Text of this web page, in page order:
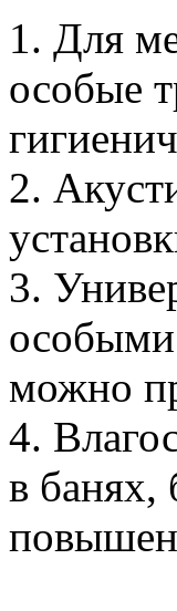
1. Для
особые
2.
3.
особыми
можно
4.
в банях,